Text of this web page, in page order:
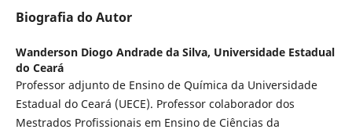
Biografia do Autor
Wanderson Diogo Andrade da Silva, Universidade Estadual
do Ceará
Professor adjunto de Ensino de Química da Universidade
Estadual do Ceará (UECE). Professor colaborador dos
Mestrados Profissionais em Ensino de Ciências da